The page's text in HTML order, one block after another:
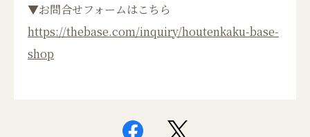
▼お問合せフォームはこちら
https://thebase.com/inquiry/houtenkaku-base-
shop